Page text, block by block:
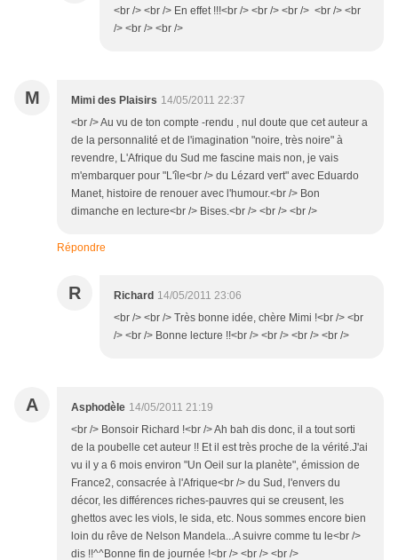
<br /> <br /> En effet !!!<br /> <br /> <br /> <br /> <br
/> <br /> <br />
M Mimi des Plaisirs 14/05/2011 22:37
<br /> Au vu de ton compte -rendu , nul doute que cet auteur a
de la personnalité et de l'imagination "noire, très noire" à
revendre, L'Afrique du Sud me fascine mais non, je vais
m'embarquer pour "L'île<br /> du Lézard vert" avec Eduardo
Manet, histoire de renouer avec l'humour.<br /> Bon
dimanche en lecture<br /> Bises.<br /> <br /> <br />
Répondre
R Richard 14/05/2011 23:06
<br /> <br /> Très bonne idée, chère Mimi !<br /> <br
/> <br /> Bonne lecture !!<br /> <br /> <br /> <br />
A Asphodèle 14/05/2011 21:19
<br /> Bonsoir Richard !<br /> Ah bah dis donc, il a tout sorti
de la poubelle cet auteur !! Et il est très proche de la vérité.J'ai
vu il y a 6 mois environ "Un Oeil sur la planète", émission de
France2, consacrée à l'Afrique<br /> du Sud, l'envers du
décor, les différences riches-pauvres qui se creusent, les
ghettos avec les viols, le sida, etc. Nous sommes encore bien
loin du rêve de Nelson Mandela...A suivre comme tu le<br />
dis !!^^Bonne fin de journée !<br /> <br /> <br />